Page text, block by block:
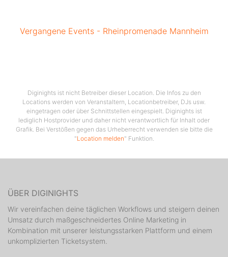
Vergangene Events - Rheinpromenade Mannheim
Diginights ist nicht Betreiber dieser Location. Die Infos zu den
Locations werden von Veranstaltern, Locationbetreiber, DJs usw.
eingetragen oder über Schnittstellen eingespielt. Diginights ist
lediglich Hostprovider und daher nicht verantwortlich für Inhalt oder
Grafik. Bei Verstößen gegen das Urheberrecht verwenden sie bitte die
"Location melden" Funktion.
ÜBER DIGINIGHTS
Wir vereinfachen deine täglichen Workflows und steigern deinen
Umsatz durch maßgeschneidertes Online Marketing in
Kombination mit unserer leistungsstarken Plattform und einem
unkomplizierten Ticketsystem.